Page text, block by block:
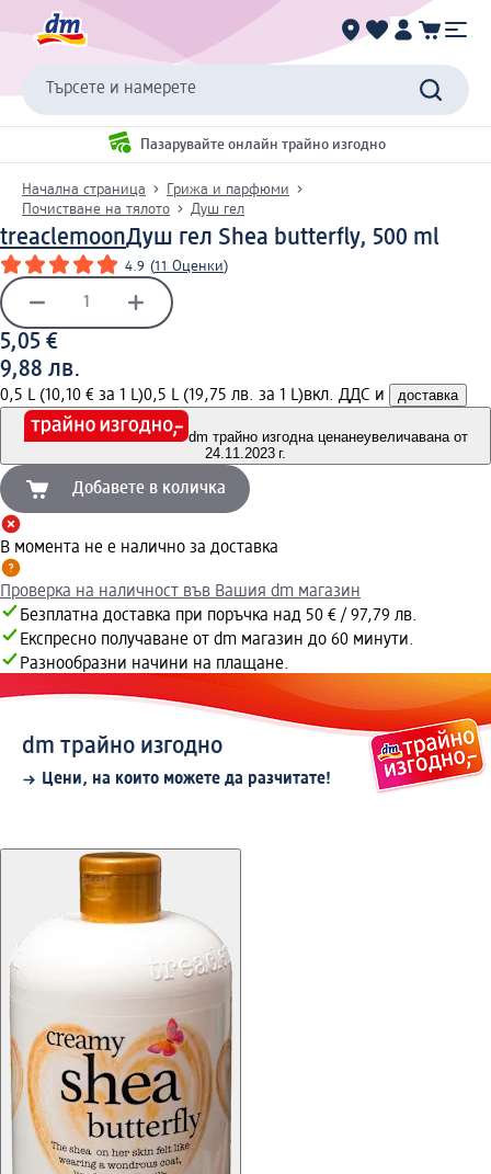
Търсете и намерете
Пазарувайте онлайн трайно изгодно
Начална страница
Грижа и парфюми
Почистване на тялото
Душ гел
treaclemoonДуш гел Shea butterfly, 500 ml
4.9 (11 Оценки)
5,05 €
9,88 лв.
0,5 L (10,10 € за 1 L)0,5 L (19,75 лв. за 1 L)вкл. ДДС и доставка
dm трайно изгодна ценанеувеличавана от
24.11.2023 г.
Добавете в количка
В момента не е налично за доставка
Проверка на наличност във Вашия dm магазин
Безплатна доставка при поръчка над 50 € / 97,79 лв.
Експресно получаване от dm магазин до 60 минути.
Разнообразни начини на плащане.
dm трайно изгодно
Цени, на които можете да разчитате!